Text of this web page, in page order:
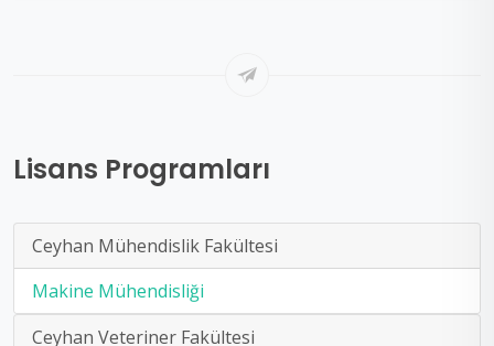
Lisans Programları
Ceyhan Mühendislik Fakültesi
Makine Mühendisliği
Ceyhan Veteriner Fakültesi